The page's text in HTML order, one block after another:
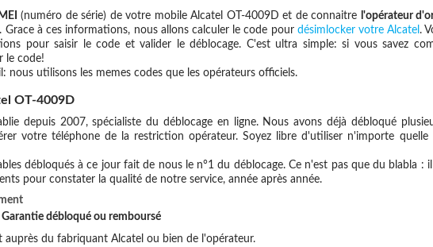
(numéro de série) de votre mobile Alcatel OT-4009D et de connaitre l'opérateur
. Grace à ces informations, nous allons calculer le code pour désimlocker votre Alcatel .
pour saisir le code et valider le déblocage. C'est ultra simple: si vous savez
le code!
nous utilisons les memes codes que les opérateurs officiels.
OT-4009D
depuis 2007, spécialiste du déblocage en ligne. Nous avons déjà débloqué
votre téléphone de la restriction opérateur. Soyez libre d'utiliser n'importe
débloqués à ce jour fait de nous le n°1 du déblocage. Ce n'est pas que du blabla :
pour constater la qualité de notre service, année après année.
débloqué ou remboursé
du fabriquant Alcatel ou bien de l'opérateur.